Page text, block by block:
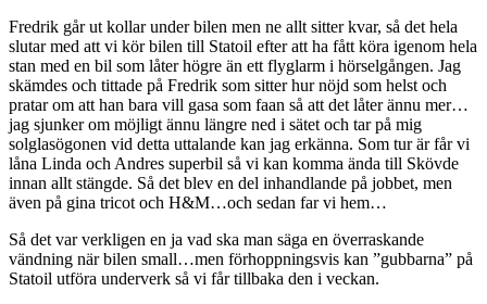
Fredrik går ut kollar under bilen men ne allt sitter kvar, så det hela
slutar med att vi kör bilen till Statoil efter att ha fått köra igenom hela
stan med en bil som låter högre än ett flyglarm i hörselgången. Jag
skämdes och tittade på Fredrik som sitter hur nöjd som helst och
pratar om att han bara vill gasa som faan så att det låter ännu mer…
jag sjunker om möjligt ännu längre ned i sätet och tar på mig
solglasögonen vid detta uttalande kan jag erkänna. Som tur är får vi
låna Linda och Andres superbil så vi kan komma ända till Skövde
innan allt stängde. Så det blev en del inhandlande på jobbet, men
även på gina tricot och H&M…och sedan far vi hem…
Så det var verkligen en ja vad ska man säga en överraskande
vändning när bilen small…men förhoppningsvis kan ”gubbarna” på
Statoil utföra underverk så vi får tillbaka den i veckan.